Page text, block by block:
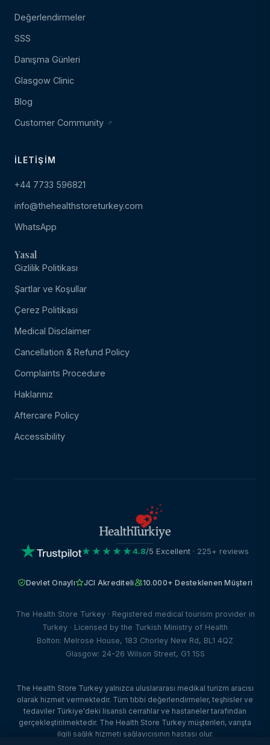
Değerlendirmeler
SSS
Danışma Günleri
Glasgow Clinic
Blog
Customer Community
İLETIŞIM
+44 7733 596821
info@thehealthstoreturkey.com
WhatsApp
Yasal
Gizlilik Politikası
Şartlar ve Koşullar
Çerez Politikası
Medical Disclaimer
Cancellation & Refund Policy
Complaints Procedure
Haklarınız
Aftercare Policy
Accessibility
★★★★★4.8/5 Excellent · 225+ reviews
Devlet Onaylı JCI Akrediteli 10.000+ Desteklenen Müşteri
The Health Store Turkey · Registered medical tourism provider in
Turkey · Licensed by the Turkish Ministry of Health
Bolton: Melrose House, 183 Chorley New Rd, BL1 4QZ
Glasgow: 24-26 Wilson Street, G1 1SS
The Health Store Turkey yalnızca uluslararası medikal turizm aracısı
olarak hizmet vermektedir. Tüm tıbbi değerlendirmeler, teşhisler ve
tedaviler Türkiye'deki lisanslı cerrahlar ve hastaneler tarafından
gerçekleştirilmektedir. The Health Store Turkey müşterileri, varışta
ilgili sağlık hizmeti sağlayıcısının hastası olur.